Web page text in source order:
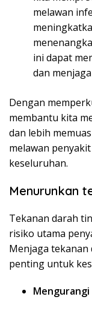
melawan
ini dapat
dan
Dengan
membantu kita
dan lebih
melawan
keseluruhan.
Menurunkan
Tekanan darah
risiko utama
Menjaga
penting untuk